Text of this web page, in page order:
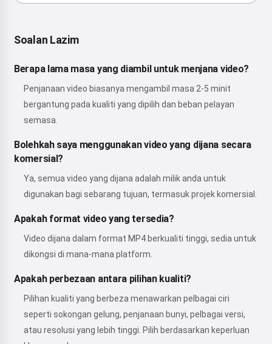
Soalan Lazim
Berapa lama masa yang diambil untuk menjana video?
Penjanaan video biasanya mengambil masa 2-5 minit
bergantung pada kualiti yang dipilih dan beban pelayan
semasa.
Bolehkah saya menggunakan video yang dijana secara
komersial?
Ya, semua video yang dijana adalah milik anda untuk
digunakan bagi sebarang tujuan, termasuk projek komersial.
Apakah format video yang tersedia?
Video dijana dalam format MP4 berkualiti tinggi, sedia untuk
dikongsi di mana-mana platform.
Apakah perbezaan antara pilihan kualiti?
Pilihan kualiti yang berbeza menawarkan pelbagai ciri
seperti sokongan gelung, penjanaan bunyi, pelbagai versi,
atau resolusi yang lebih tinggi. Pilih berdasarkan keperluan